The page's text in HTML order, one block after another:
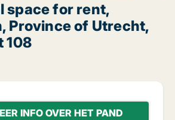
space for rent,
Province of Utrecht,
108
INFO OVER HET PAND